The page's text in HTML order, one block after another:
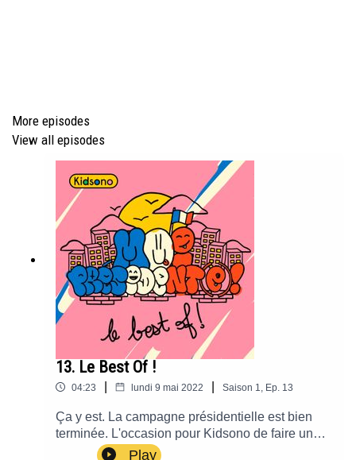
Colin, Sarah, Ahmed, Sonia, Eyden, Noah, Noran,
Louka, Jade, Anaé, Isadora, Thelonious, Adam, Charlie,
Enzo, Nico, Eliza, Juia, Antoine, Anziz, Abdel, Nils et
Une productionKidsono// Réalisation Louis-Valentin
Faurie // Direction de création Benoist Husson //
Musique Nicolas Lockhart
Un podcastKidsono.
Du Bon Son Pour Bien Grandir.
More episodes
View all episodes
13. Le Best Of !
04:23 lundi 9 mai 2022 Saison 1 Ep. 13
Ça y est. La campagne présidentielle est bien
terminée. L'occasion pour Kidsono de faire un
point sur toutes les merveilleuses propositions
Play